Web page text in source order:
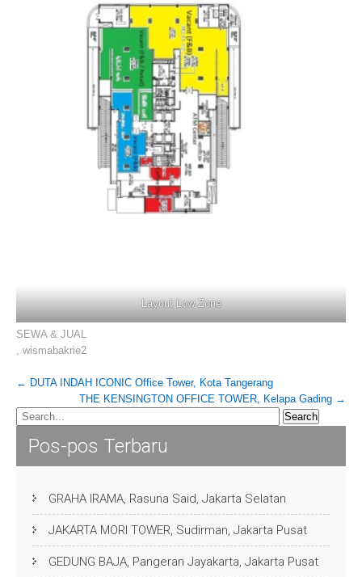
Layout Low Zone
SEWA & JUAL
, wismabakrie2
Post
navigation
← DUTA INDAH ICONIC Office Tower, Kota Tangerang
THE KENSINGTON OFFICE TOWER, Kelapa Gading →
Pos-pos Terbaru
GRAHA IRAMA, Rasuna Said, Jakarta Selatan
JAKARTA MORI TOWER, Sudirman, Jakarta Pusat
GEDUNG BAJA, Pangeran Jayakarta, Jakarta Pusat